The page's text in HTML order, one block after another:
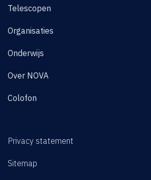
Telescopen
Organisaties
Onderwijs
Over NOVA
Colofon
Privacy statement
Sitemap